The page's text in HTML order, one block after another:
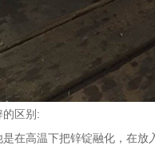
区别:
在高温下把锌锭融化，在